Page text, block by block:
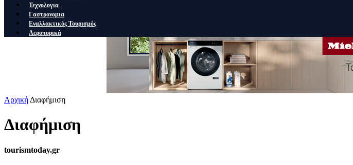
Τεχνολογια
Γαστρονομια
Εναλλακτικός Τουρισμός
Αεροπορικά
Αρχική Διαφήμιση
Διαφήμιση
tourismtoday.gr